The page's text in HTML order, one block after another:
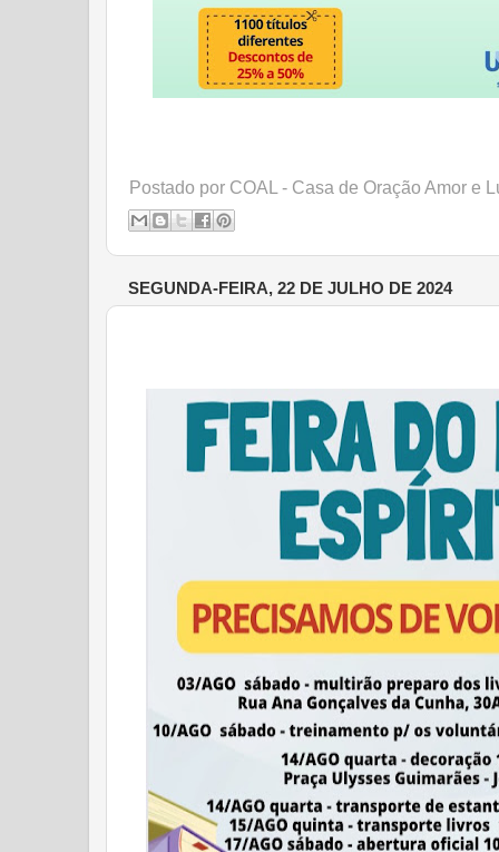
Postado por COAL - Casa de Oração Amor e
SEGUNDA-FEIRA, 22 DE JULHO DE 2024